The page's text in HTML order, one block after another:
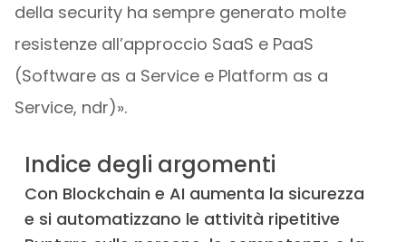
della security ha sempre generato molte
resistenze all’approccio SaaS e PaaS
(Software as a Service e Platform as a
Service, ndr)».
Indice degli argomenti
Con Blockchain e AI aumenta la sicurezza
e si automatizzano le attività ripetitive